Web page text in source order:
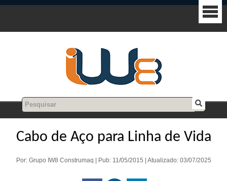
Cabo de Aço para Linha de Vida
Por: Grupo IW8 Construmaq | Pub: 11/05/2015 | Atualizado: 03/07/2025